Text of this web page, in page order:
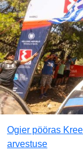
Ogier pööras
arvestuse